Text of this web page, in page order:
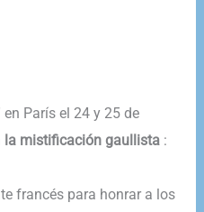
en París el 24 y 25 de
la mistificación gaullista :
francés para honrar a los